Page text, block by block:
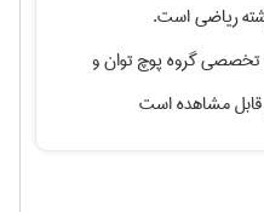
رياضیاست.
تخصصیگروه پوچ توانو
قابل مشاهده است